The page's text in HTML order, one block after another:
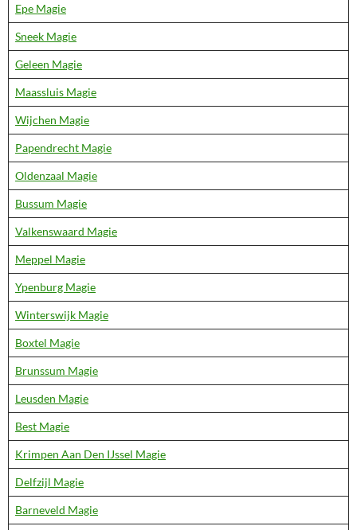
Epe Magie
Sneek Magie
Geleen Magie
Maassluis Magie
Wijchen Magie
Papendrecht Magie
Oldenzaal Magie
Bussum Magie
Valkenswaard Magie
Meppel Magie
Ypenburg Magie
Winterswijk Magie
Boxtel Magie
Brunssum Magie
Leusden Magie
Best Magie
Krimpen Aan Den IJssel Magie
Delfzijl Magie
Barneveld Magie